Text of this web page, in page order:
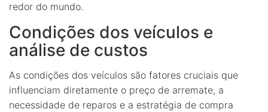
redor do mundo.
Condições dos veículos e
análise de custos
As condições dos veículos são fatores cruciais que
influenciam diretamente o preço de arremate, a
necessidade de reparos e a estratégia de compra